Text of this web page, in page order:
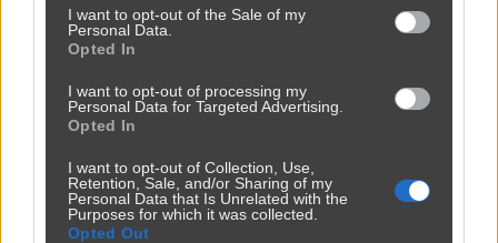
I want to opt-out of the Sale of my
Personal Data.
Opted In
I want to opt-out of processing my
Personal Data for Targeted Advertising.
Opted In
I want to opt-out of Collection, Use,
Retention, Sale, and/or Sharing of my
Personal Data that Is Unrelated with the
Purposes for which it was collected.
Opted Out
Pomoc prawdziwej przyjaciółki.
przezneo86— 9 godzin temu wgrane.pl
Kategoria: 😂Śmieszne Tagi: #cycki